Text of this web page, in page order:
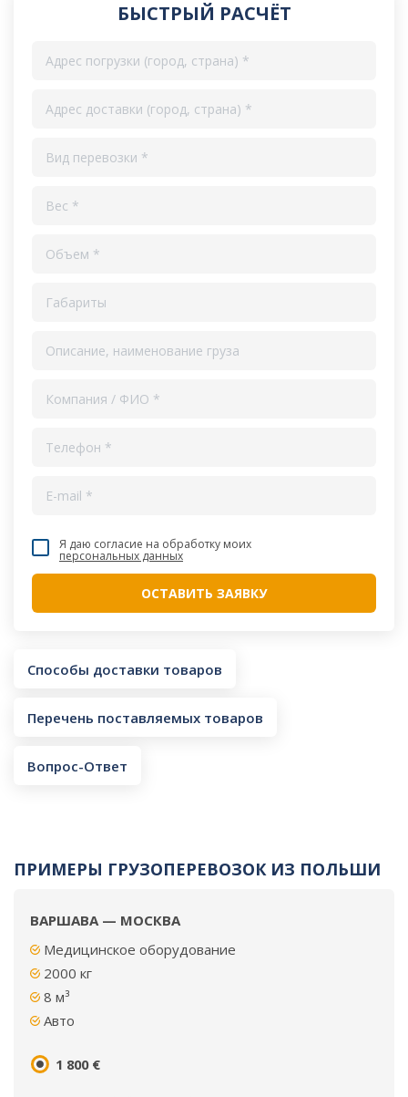
БЫСТРЫЙ РАСЧЁТ
Я даю согласие на обработку моих
персональных данных
Способы доставки товаров
Перечень поставляемых товаров
Вопрос-Ответ
ПРИМЕРЫ ГРУЗОПЕРЕВОЗОК ИЗ ПОЛЬШИ
ВАРШАВА — МОСКВА
Медицинское оборудование
2000 кг
8 м³
Авто
1 800 €